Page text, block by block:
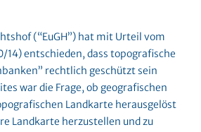
(“EuGH”) hat mit Urteil vom
14) entschieden, dass topografische
rechtlich geschützt sein
war die Frage, ob geografischen
Landkarte herausgelöst
Landkarte herzustellen und zu